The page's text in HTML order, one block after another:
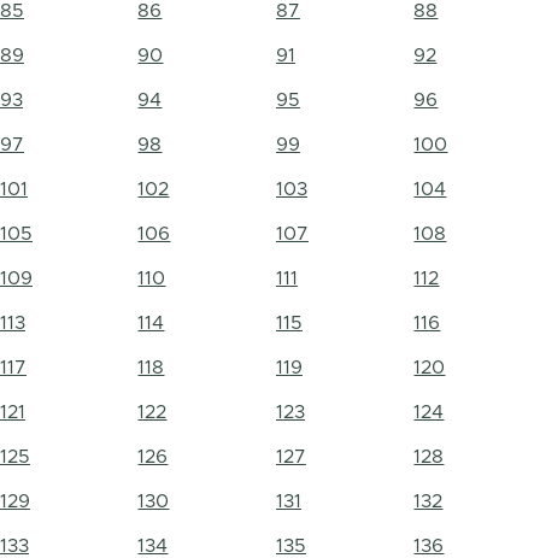
85 86 87 88
89 90 91 92
93 94 95 96
97 98 99 100
101 102 103 104
105 106 107 108
109 110 111 112
113 114 115 116
117 118 119 120
121 122 123 124
125 126 127 128
129 130 131 132
133 134 135 136